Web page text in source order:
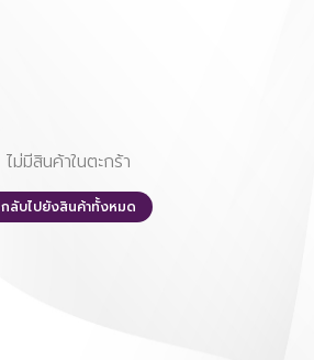
ไม่มีสินค้าในตะกร้า
กลับไปยังสินค้าทั้งหมด